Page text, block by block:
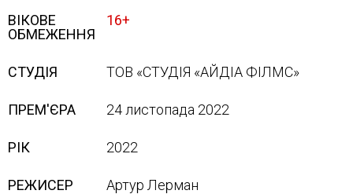
ВІКОВЕ
ОБМЕЖЕННЯ
16+
СТУДІЯ ТОВ «СТУДІЯ «АЙДІА ФІЛМС»
ПРЕМ'ЄРА 24 листопада 2022
РІК 2022
РЕЖИСЕР Артур Лерман